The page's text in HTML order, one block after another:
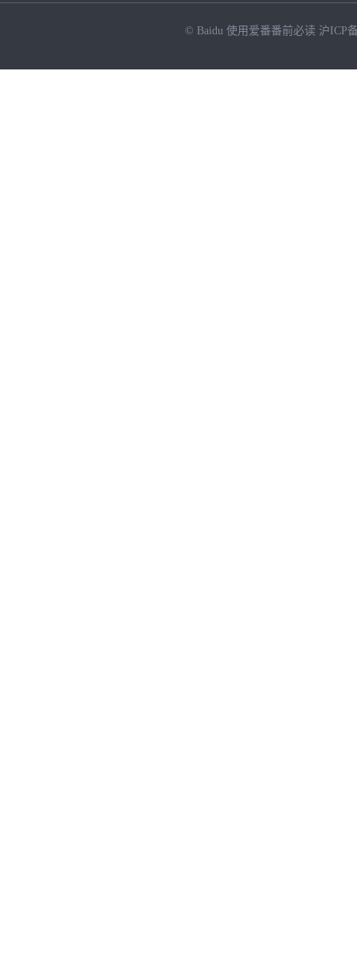
© Baidu 使用爱番番前必读 沪ICP